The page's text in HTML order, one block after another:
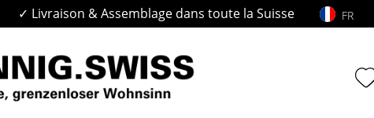
✓ Livraison & Assemblage dans toute la Suisse FR